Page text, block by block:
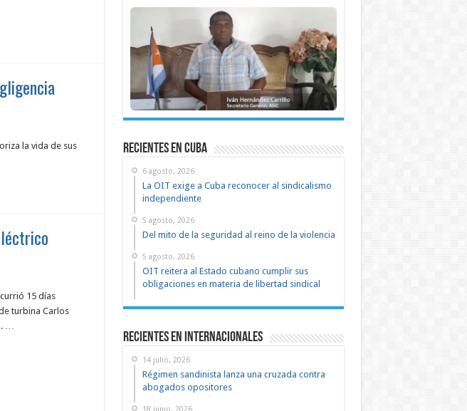
la vida de sus
15 días
turbina Carlos
…
recientes en cuba
6 agosto, 2026
La OIT exige a Cuba reconocer al sindicalismo
independiente
5 agosto, 2026
Del mito de la seguridad al reino de la violencia
5 agosto, 2026
OIT reitera al Estado cubano cumplir sus
obligaciones en materia de libertad sindical
Recientes en Internacionales
14 julio, 2026
Régimen sandinista lanza una cruzada contra
abogados opositores
18 junio, 2026